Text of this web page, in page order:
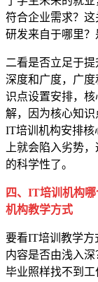
符合企业需求？
研发来自于哪里？
二看是否立足于
深度和广度，广
识点设置安排，
解，因为核心知
IT培训机构安排
上就会陷入劣势
的科学性了。
四、IT培训机构
机构教学方式
要看IT培训教学方
内容是否由浅入深
毕业照样找不到